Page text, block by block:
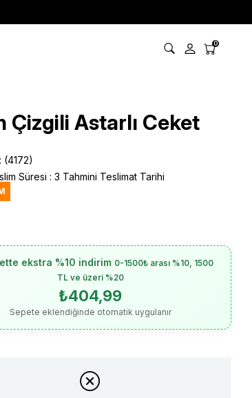
0
Çizgili Astarlı Ceket
(4172)
Süresi : 3 Tahmini Teslimat Tarihi
ekstra %10 indirim 0-1500₺ arası %10, 1500
TL ve üzeri %20
₺404,99
Sepete eklendiğinde otomatik uygulanır